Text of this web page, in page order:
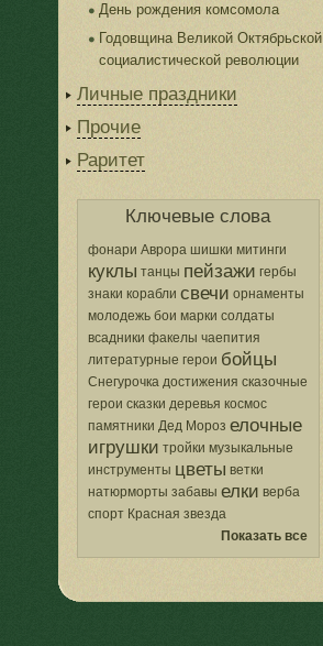
День рождения комсомола
Годовщина Великой Октябрьской
социалистической революции
Личные праздники
Прочие
Раритет
Ключевые слова
фонари Аврора шишки митинги
куклы танцы пейзажи гербы
знаки корабли свечи орнаменты
молодежь бои марки солдаты
всадники факелы чаепития
литературные герои бойцы
Снегурочка достижения сказочные
герои сказки деревья космос
памятники Дед Мороз елочные
игрушки тройки музыкальные
инструменты цветы ветки
натюрморты забавы елки верба
спорт Красная звезда
Показать все